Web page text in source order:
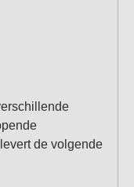
de volgende